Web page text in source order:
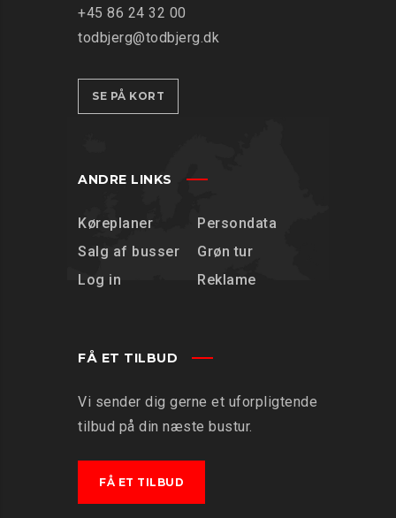
+45 86 24 32 00
todbjerg@todbjerg.dk
SE PÅ KORT
ANDRE LINKS
Køreplaner
Salg af busser
Log in
Persondata
Grøn tur
Reklame
FÅ ET TILBUD
Vi sender dig gerne et uforpligtende
tilbud på din næste bustur.
FÅ ET TILBUD